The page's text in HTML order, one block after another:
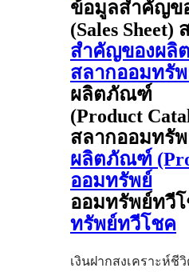
ข้อมูลสำคัญ
(Sales
สำคัญของผลิ
สลากออมทรั
ผลิตภัณฑ์
(Product
สลากออมทรั
ผลิตภัณฑ์
ออมทรัพย์
ออมทรัพย์ทวี
ทรัพย์ทวีโชค
เงินฝากสงเคราะห์ชี